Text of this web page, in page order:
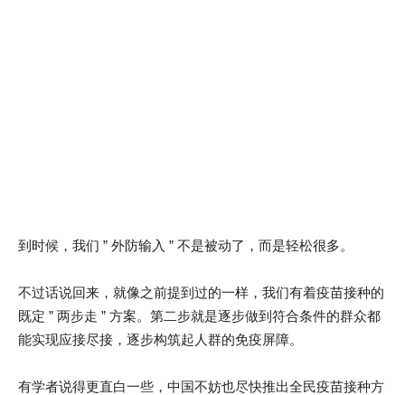
到时候，我们 ” 外防输入 ” 不是被动了，而是轻松很多。
不过话说回来，就像之前提到过的一样，我们有着疫苗接种的
既定 ” 两步走 ” 方案。第二步就是逐步做到符合条件的群众都
能实现应接尽接，逐步构筑起人群的免疫屏障。
有学者说得更直白一些，中国不妨也尽快推出全民疫苗接种方